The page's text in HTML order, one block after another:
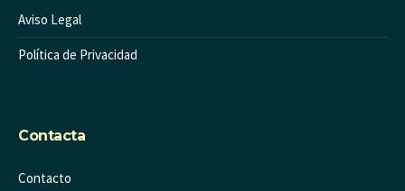
Aviso Legal
Política de Privacidad
Contacta
Contacto